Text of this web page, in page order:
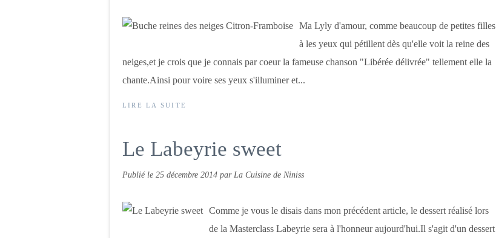
Ma Lyly d'amour, comme beaucoup de petites filles
à les yeux qui pétillent dès qu'elle voit la reine des
neiges,et je crois que je connais par coeur la fameuse chanson "Libérée délivrée" tellement elle la
chante.Ainsi pour voire ses yeux s'illuminer et...
LIRE LA SUITE
Le Labeyrie sweet
Publié le 25 décembre 2014 par La Cuisine de Niniss
Comme je vous le disais dans mon précédent article, le dessert réalisé lors
de la Masterclass Labeyrie sera à l'honneur aujourd'hui.Il s'agit d'un dessert